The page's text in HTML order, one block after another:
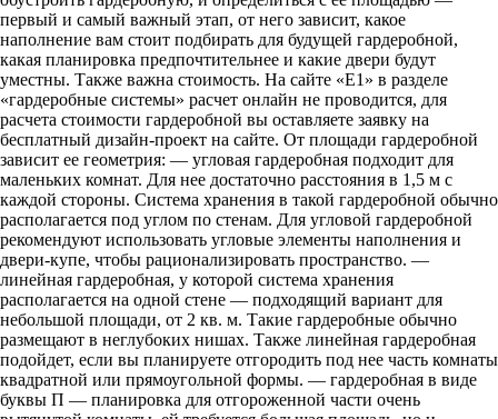
первый и самый важный этап, от него зависит, какое
наполнение вам стоит подбирать для будущей гардеробной,
какая планировка предпочтительнее и какие двери будут
уместны. Также важна стоимость. На сайте «Е1» в разделе
«гардеробные системы» расчет онлайн не проводится, для
расчета стоимости гардеробной вы оставляете заявку на
бесплатный дизайн-проект на сайте. От площади гардеробной
зависит ее геометрия: — угловая гардеробная подходит для
маленьких комнат. Для нее достаточно расстояния в 1,5 м с
каждой стороны. Система хранения в такой гардеробной обычно
располагается под углом по стенам. Для угловой гардеробной
рекомендуют использовать угловые элементы наполнения и
двери-купе, чтобы рационализировать пространство. —
линейная гардеробная, у которой система хранения
располагается на одной стене — подходящий вариант для
небольшой площади, от 2 кв. м. Такие гардеробные обычно
размещают в неглубоких нишах. Также линейная гардеробная
подойдет, если вы планируете отгородить под нее часть комнаты
квадратной или прямоугольной формы. — гардеробная в виде
буквы П — планировка для отгороженной части очень